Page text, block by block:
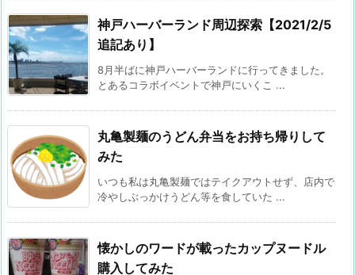
神戸ハーバーランド周辺探索【2021/2/5
追記あり】
8月半ばに神戸ハーバーランドに行ってきました。
とあるコラボイベントで神戸にいくこ ...
丸亀製麺のうどん弁当をお持ち帰りして
みた
いつも私は丸亀製麺ではテイクアウトせず、店内で
冷やしぶっかけうどん等を食していた ...
懐かしのワードが載ったカップヌードル
購入してみた